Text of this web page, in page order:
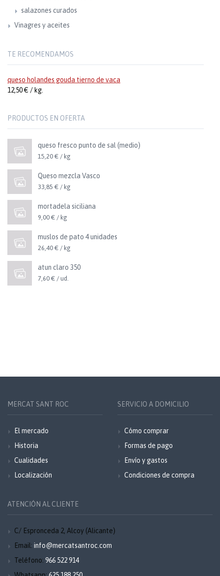
salazones curados
Vinagres y aceites
TE RECOMENDAMOS
queso holandes gouda tierno de vaca
12,50 € / kg.
PRODUCTOS EN OFERTA
queso fresco punto de sal (medio)
15,20 € / kg
Queso mezcla Vasco
33,85 € / kg
mortadela siciliana
9,00 € / kg
muslos de pato 4 unidades
26,40 € / kg
atun claro 350
7,60 € / ud.
MERCAT SANT ROC
El mercado
Historia
Cualidades
Localización
SERVICIO A DOMICILIO
Cómo comprar
Formas de pago
Envío y gastos
Condiciones de compra
ATENCIÓN AL CLIENTE
C/ Espronceda 2, Alcoy (Alicante)
Email: info@mercatsantroc.com
Teléfono: 966 522 914